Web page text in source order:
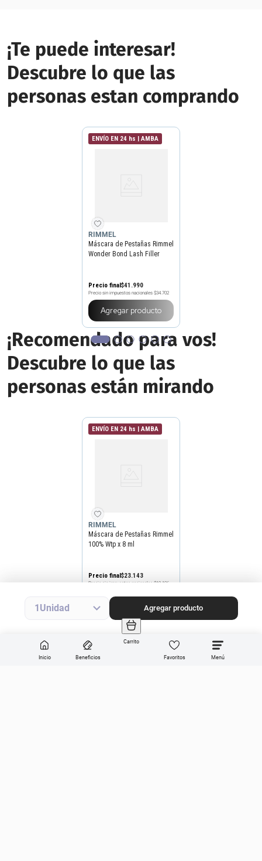
Inicio Beneficios
Carrito
Favoritos
1 Agregar producto
¡Te puede interesar!
Descubre lo que las
personas estan comprando
ENVÍO EN 24 hs | AMBA
RIMMEL
Máscara de Pestañas Rimmel
Wonder Bond Lash Filler
Precio final$41 .990
Precio sin impuestos nacionales $34.702
Agregar producto
¡Recomendado para vos!
Descubre lo que las
personas están mirando
ENVÍO EN 24 hs | AMBA
RIMMEL
Máscara de Pestañas Rimmel
100% Wtp x 8 ml
Precio final$23.143
Precio sin impuestos nacionales $19.126
Agregar producto